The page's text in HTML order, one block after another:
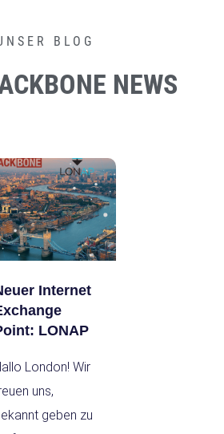
BLOG
NEWS
Internet
LONAP
London! Wir
uns,
geben zu